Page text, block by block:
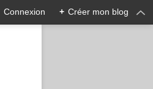
Connexion + Créer mon blog